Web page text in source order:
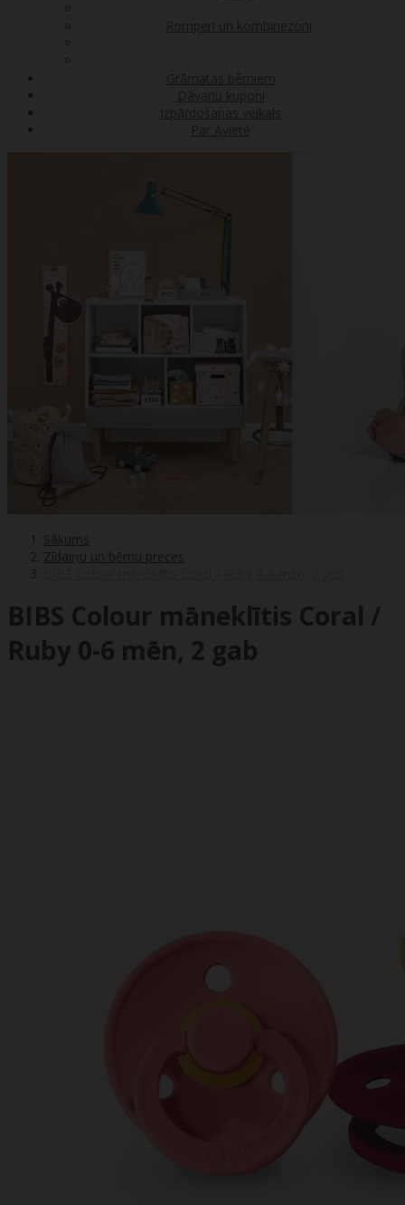
Romperi un kombinezoni
Grāmatas bērniem
Dāvanu kuponi
Izpārdošanas veikals
Par Avietė
Sākums
Zīdaiņu un bērnu preces
BIBS Colour māneklītis Coral /
Ruby 0-6 mēn, 2 gab